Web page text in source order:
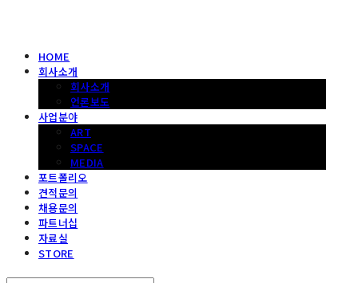
HOME
회사소개
회사소개
언론보도
사업분야
ART
SPACE
MEDIA
포트폴리오
견적문의
채용문의
파트너십
자료실
STORE